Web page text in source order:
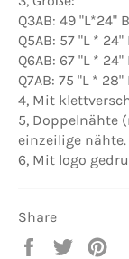
Q3AB: 49 "L*24"
Q5AB: 57 "L * 24"
Q6AB: 67 "L * 24"
Q7AB: 75 "L * 28"
4, Mit
5, Doppelnähte
einzeilige nähte.
6, Mit logo
Share
Share
Tweet